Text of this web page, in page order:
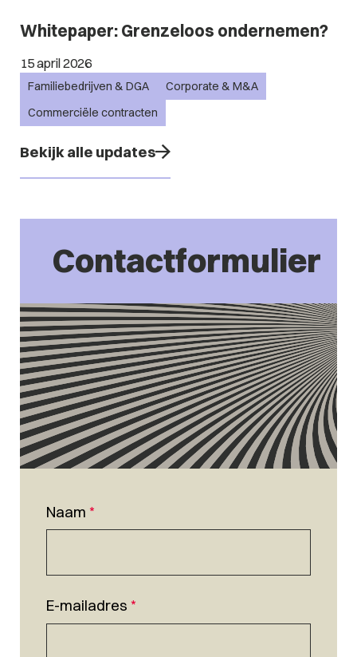
Whitepaper: Grenzeloos ondernemen?
15 april 2026
Familiebedrijven & DGA
Corporate & M&A
Commerciële contracten
Bekijk alle updates
Contactformulier
Naam *
E-mailadres *